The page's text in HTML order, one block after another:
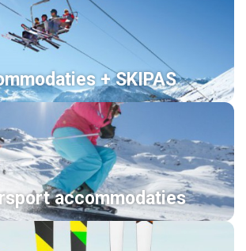
+ SKIPAS
accommodaties